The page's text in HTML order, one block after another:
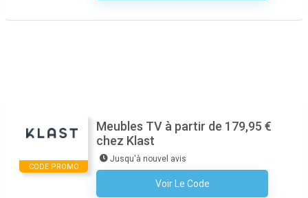
CODE PROMO
Meubles TV à partir de 179,95 €
chez Klast
Jusqu'à nouvel avis
Voir Le Code
Aucun Code N'est Nécessaire